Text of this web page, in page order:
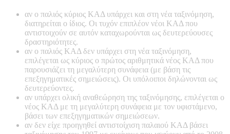
αν ο παλιός κύριος ΚΑΔ υπάρχει και στη νέα ταξινόμηση,
διατηρείται ο ίδιος. Οι τυχόν επιπλέον νέοι ΚΑΔ που
αντιστοιχούν σε αυτόν καταχωρούνται ως δευτερεύουσες
δραστηριότητες.
αν ο παλιός ΚΑΔ δεν υπάρχει στη νέα ταξινόμηση,
επιλέγεται ως κύριος ο πρώτος αριθμητικά νέος ΚΑΔ που
παρουσιάζει τη μεγαλύτερη συνάφεια (με βάση τις
επεξηγηματικές σημειώσεις). Οι υπόλοιποι δηλώνονται ως
δευτερεύοντες.
αν υπάρχει ολική αναθεώρηση της ταξινόμησης, επιλέγεται ο
νέος ΚΑΔ με τη μεγαλύτερη συνάφεια με τον υφιστάμενο,
βάσει των επεξηγηματικών σημειώσεων.
αν δεν είχε προηγηθεί αντιστοίχιση παλαιού ΚΑΔ βάσει